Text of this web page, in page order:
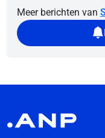
Meer berichten van